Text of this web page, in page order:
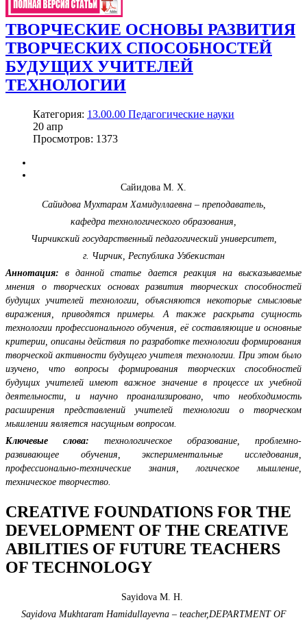
ТВОРЧЕСКИЕ ОСНОВЫ РАЗВИТИЯ
ТВОРЧЕСКИХ СПОСОБНОСТЕЙ
БУДУЩИХ УЧИТЕЛЕЙ
ТЕХНОЛОГИИ
Категория: 13.00.00 Педагогические науки
20 апр
Просмотров: 1373
Сайидова М. Х.
Сайидова Мухтарам Хамидуллаевна – преподаватель,
кафедра технологического образования,
Чирчикский государственный педагогический университет,
г. Чирчик, Республика Узбекистан
Аннотация: в данной статье дается реакция на высказываемые
мнения о творческих основах развития творческих способностей
будущих учителей технологии, объясняются некоторые смысловые
виражения, приводятся примеры. А также раскрыта сущность
технологии профессионального обучения, её составляющие и основные
критерии, описаны действия по разработке технологии формирования
творческой активности будущего учителя технологии. При этом было
изучено, что вопросы формирования творческих способностей
будущих учителей имеют важное значение в процессе их учебной
деятельности, и научно проанализировано, что необходимость
расширения представлений учителей технологии о творческом
мышлении является насущным вопросом.
Ключевые слова: технологическое образование, проблемно-
развивающее обучения, экспериментальные исследования,
профессионально-технические знания, логическое мышление,
техническое творчество.
CREATIVE FOUNDATIONS FOR THE
DEVELOPMENT OF THE CREATIVE
ABILITIES OF FUTURE TEACHERS
OF TECHNOLOGY
Sayidova M. H.
Sayidova Mukhtaram Hamidullayevna – teacher,DEPARTMENT OF